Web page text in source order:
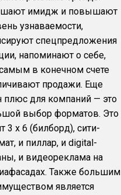
имидж и повышают
узнаваемости,
спецпредложения
напоминают о себе,
в конечном счете
продажи. Еще
плюс для компаний — это
выбор форматов. Это
3 х 6 (билборд), сити-
и пиллар, и digital-
и видеореклама на
Также большим
является